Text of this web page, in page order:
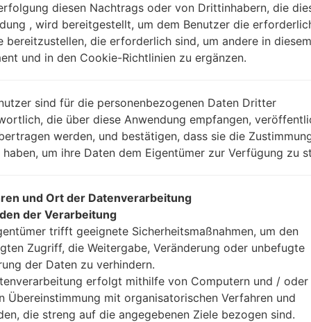
Modell und seine Eigenschaften
diesen Nachtrags oder von Drittinhabern, die
, wird bereitgestellt, um dem Benutzer die
bereitzustellen, die erforderlich sind, um andere in diesem
und in den Cookie-Richtlinien zu ergänzen.
sind für die personenbezogenen Daten Dritter
die über diese Anwendung empfangen,
werden, und bestätigen, dass sie die
um ihre Daten dem Eigentümer zur Verfügung zu
und Ort der Datenverarbeitung
der Verarbeitung
trifft geeignete Sicherheitsmaßnahmen, um den
Zugriff, die Weitergabe, Veränderung oder unbefugte
der Daten zu verhindern.
erfolgt mithilfe von Computern und / oder
Übereinstimmung mit organisatorischen Verfahren und
die streng auf die angegebenen Ziele bezogen sind.